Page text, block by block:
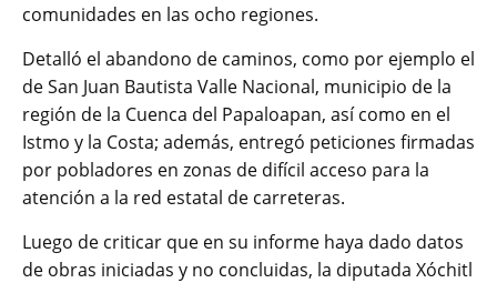
comunidades en las ocho regiones.
Detalló el abandono de caminos, como por ejemplo el
de San Juan Bautista Valle Nacional, municipio de la
región de la Cuenca del Papaloapan, así como en el
Istmo y la Costa; además, entregó peticiones firmadas
por pobladores en zonas de difícil acceso para la
atención a la red estatal de carreteras.
Luego de criticar que en su informe haya dado datos
de obras iniciadas y no concluidas, la diputada Xóchitl